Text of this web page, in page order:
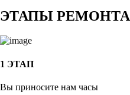
ЭТАПЫ РЕМОНТА
1 ЭТАП
Вы приносите нам часы